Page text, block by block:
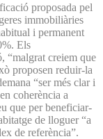
proposada pel
immobiliàries
i permanent
Els
“malgrat creiem que
proposen reduir-la
“ser més clar i
coherència a
que per beneficiar-
de lloguer “a
de referència”.